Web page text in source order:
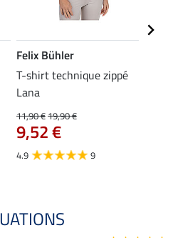
Felix Bühler
T-shirt technique zippé
Lana
11,90 €19,90 €
9,52 €
4.9 9